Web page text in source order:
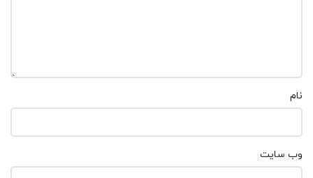
نام
وب‌ سایت